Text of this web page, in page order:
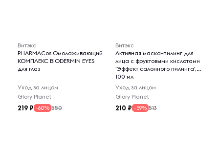
Витэкс
PHARMACos Омолаживающий
КОМПЛЕКС BIODERMIN EYES
для глаз
Уход за лицом
Glory Planet
219 -60% 550
Витэкс
Активная маска-пилинг для
лица с фруктовыми кислотами
'Эффект салонного пилинга',
100 мл
Уход за лицом
Glory Planet
210 -59% 513